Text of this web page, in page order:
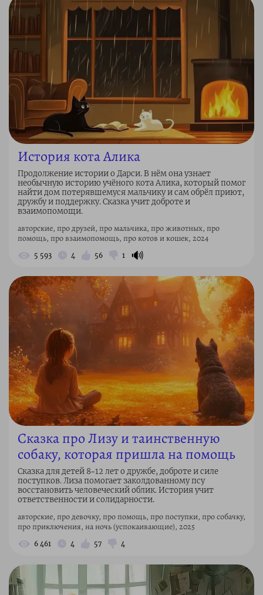
История кота Алика
Продолжение истории о Дарси. В нём она узнает
необычную историю учёного кота Алика, который помог
найти дом потерявшемуся мальчику и сам обрёл приют,
дружбу и поддержку. Сказка учит доброте и
взаимопомощи.
авторские, про друзей, про мальчика, про животных, про
помощь, про взаимопомощь, про котов и кошек, 2024
5 593 4 56 1 🔊
Сказка про Лизу и таинственную
собаку, которая пришла на помощь
Сказка для детей 8–12 лет о дружбе, доброте и силе
поступков. Лиза помогает заколдованному псу
восстановить человеческий облик. История учит
ответственности и солидарности.
авторские, про девочку, про помощь, про поступки, про собачку,
про приключения, на ночь (успокаивающие), 2025
6 461 4 57 4